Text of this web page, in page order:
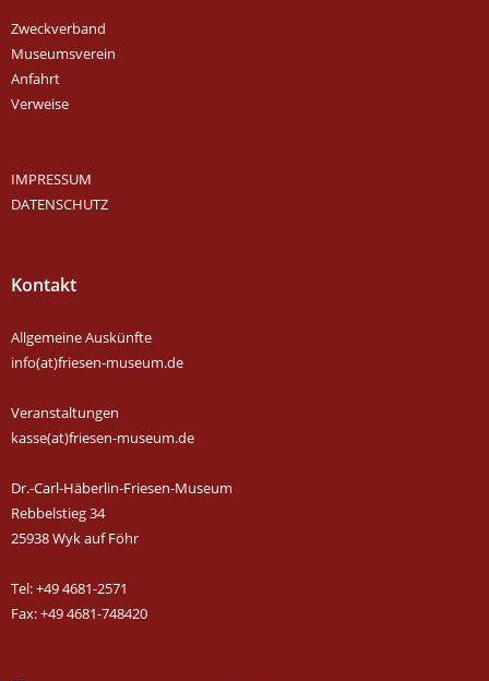
Zweckverband
Museumsverein
Anfahrt
Verweise
IMPRESSUM
DATENSCHUTZ
Kontakt
Allgemeine Auskünfte
info(at)friesen-museum.de
Veranstaltungen
kasse(at)friesen-museum.de
Dr.-Carl-Häberlin-Friesen-Museum
Rebbelstieg 34
25938 Wyk auf Föhr
Tel: +49 4681-2571
Fax: +49 4681-748420